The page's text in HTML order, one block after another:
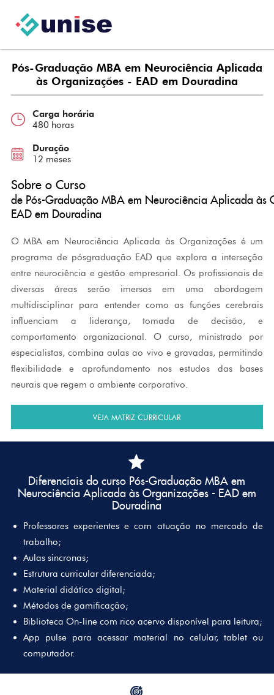
Pós-Graduação MBA em Neurociência Aplicada
às Organizações - EAD em Douradina
Carga horária
480 horas
Duração
12 meses
Sobre o Curso
de Pós-Graduação MBA em Neurociência Aplicada às
EAD em Douradina
O MBA em Neurociência Aplicada às Organizações é um
programa de pósgraduação EAD que explora a interseção
entre neurociência e gestão empresarial. Os profissionais de
diversas áreas serão imersos em uma abordagem
multidisciplinar para entender como as funções cerebrais
influenciam a liderança, tomada de decisão, e
comportamento organizacional. O curso, ministrado por
especialistas, combina aulas ao vivo e gravadas, permitindo
flexibilidade e aprofundamento nos estudos das bases
neurais que regem o ambiente corporativo.
VEJA MATRIZ CURRICULAR
Diferenciaisdo curso Pós-Graduação MBA em
Neurociência Aplicada às Organizações - EAD em
Douradina
Professores experientes e com atuação no mercado de
trabalho;
Aulas sincronas;
Estrutura curricular diferenciada;
Material didático digital;
Métodos de gamificação;
Biblioteca On-line com rico acervo disponível para leitura;
App pulse para acessar material no celular, tablet ou
computador.